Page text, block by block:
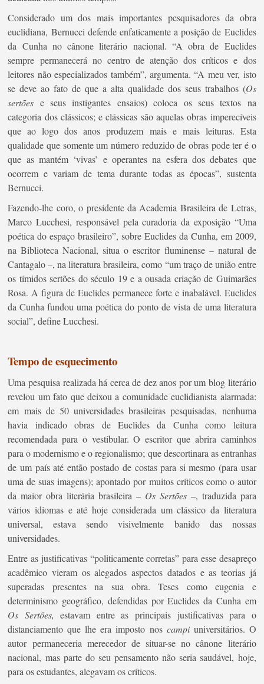
Considerado um dos mais importantes pesquisadores da obra
euclidiana, Bernucci defende enfaticamente a posição de Euclides
da Cunha no cânone literário nacional. “A obra de Euclides
sempre permanecerá no centro de atenção dos críticos e dos
leitores não especializados também”, argumenta. “A meu ver, isto
se deve ao fato de que a alta qualidade dos seus trabalhos (Os
sertões e seus instigantes ensaios) coloca os seus textos na
categoria dos clássicos; e clássicas são aquelas obras imperecíveis
que ao logo dos anos produzem mais e mais leituras. Esta
qualidade que somente um número reduzido de obras pode ter é o
que as mantém ‘vivas’ e operantes na esfera dos debates que
ocorrem e variam de tema durante todas as épocas”, sustenta
Bernucci.
Fazendo-lhe coro, o presidente da Academia Brasileira de Letras,
Marco Lucchesi, responsável pela curadoria da exposição “Uma
poética do espaço brasileiro”, sobre Euclides da Cunha, em 2009,
na Biblioteca Nacional, situa o escritor fluminense – natural de
Cantagalo –, na literatura brasileira, como “um traço de união entre
os tímidos sertões do século 19 e a ousada criação de Guimarães
Rosa. A figura de Euclides permanece forte e inabalável. Euclides
da Cunha fundou uma poética do ponto de vista de uma literatura
social”, define Lucchesi.
Tempo de esquecimento
Uma pesquisa realizada há cerca de dez anos por um blog literário
revelou um fato que deixou a comunidade euclidianista alarmada:
em mais de 50 universidades brasileiras pesquisadas, nenhuma
havia indicado obras de Euclides da Cunha como leitura
recomendada para o vestibular. O escritor que abrira caminhos
para o modernismo e o regionalismo; que descortinara as entranhas
de um país até então postado de costas para si mesmo (para usar
uma de suas imagens); apontado por muitos críticos como o autor
da maior obra literária brasileira – Os Sertões–, traduzida para
vários idiomas e até hoje considerada um clássico da literatura
universal, estava sendo visivelmente banido das nossas
universidades.
Entre as justificativas “politicamente corretas” para esse desapreço
acadêmico vieram os alegados aspectos datados e as teorias já
superadas presentes na sua obra. Teses como eugenia e
determinismo geográfico, defendidas por Euclides da Cunha em
Os Sertões, estavam entre as principais justificativas para o
distanciamento que lhe era imposto nos campiuniversitários. O
autor permaneceria merecedor de situar-se no cânone literário
nacional, mas parte do seu pensamento não seria saudável, hoje,
para os estudantes, alegavam os críticos.